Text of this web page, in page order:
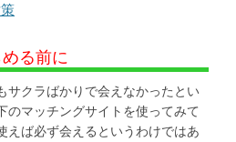
る前に
サクラばかりで会えなかったとい
のマッチングサイトを使ってみて
えば必ず会えるというわけではあ